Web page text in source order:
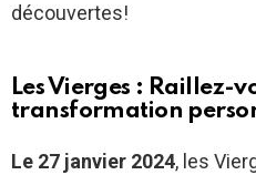
découvertes!
Les Vierges : Raillez-
transformation
Le 27 janvier 2024, les